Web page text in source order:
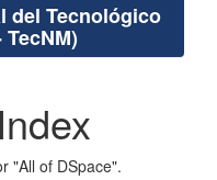
del Tecnológico
"All of DSpace".